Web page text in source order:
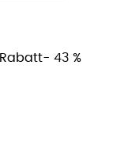
Rabatt- 43 %